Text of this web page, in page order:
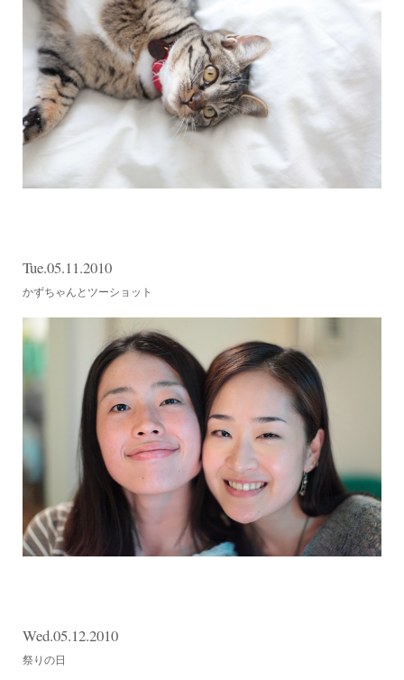
Tue.05.11.2010
かずちゃんとツーショット
Wed.05.12.2010
祭りの日